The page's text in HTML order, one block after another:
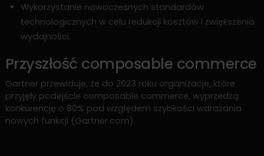
Wykorzystanie nowoczesnych standardów
technologicznych w celu redukcji kosztów i zwiększenia
wydajności.
Przyszłość composable commerce
Gartner przewiduje, że do 2023 roku organizacje, które
przyjęły podejście composable commerce, wyprzedzą
konkurencję o 80% pod względem szybkości wdrażania
nowych funkcji (Gartner.com).